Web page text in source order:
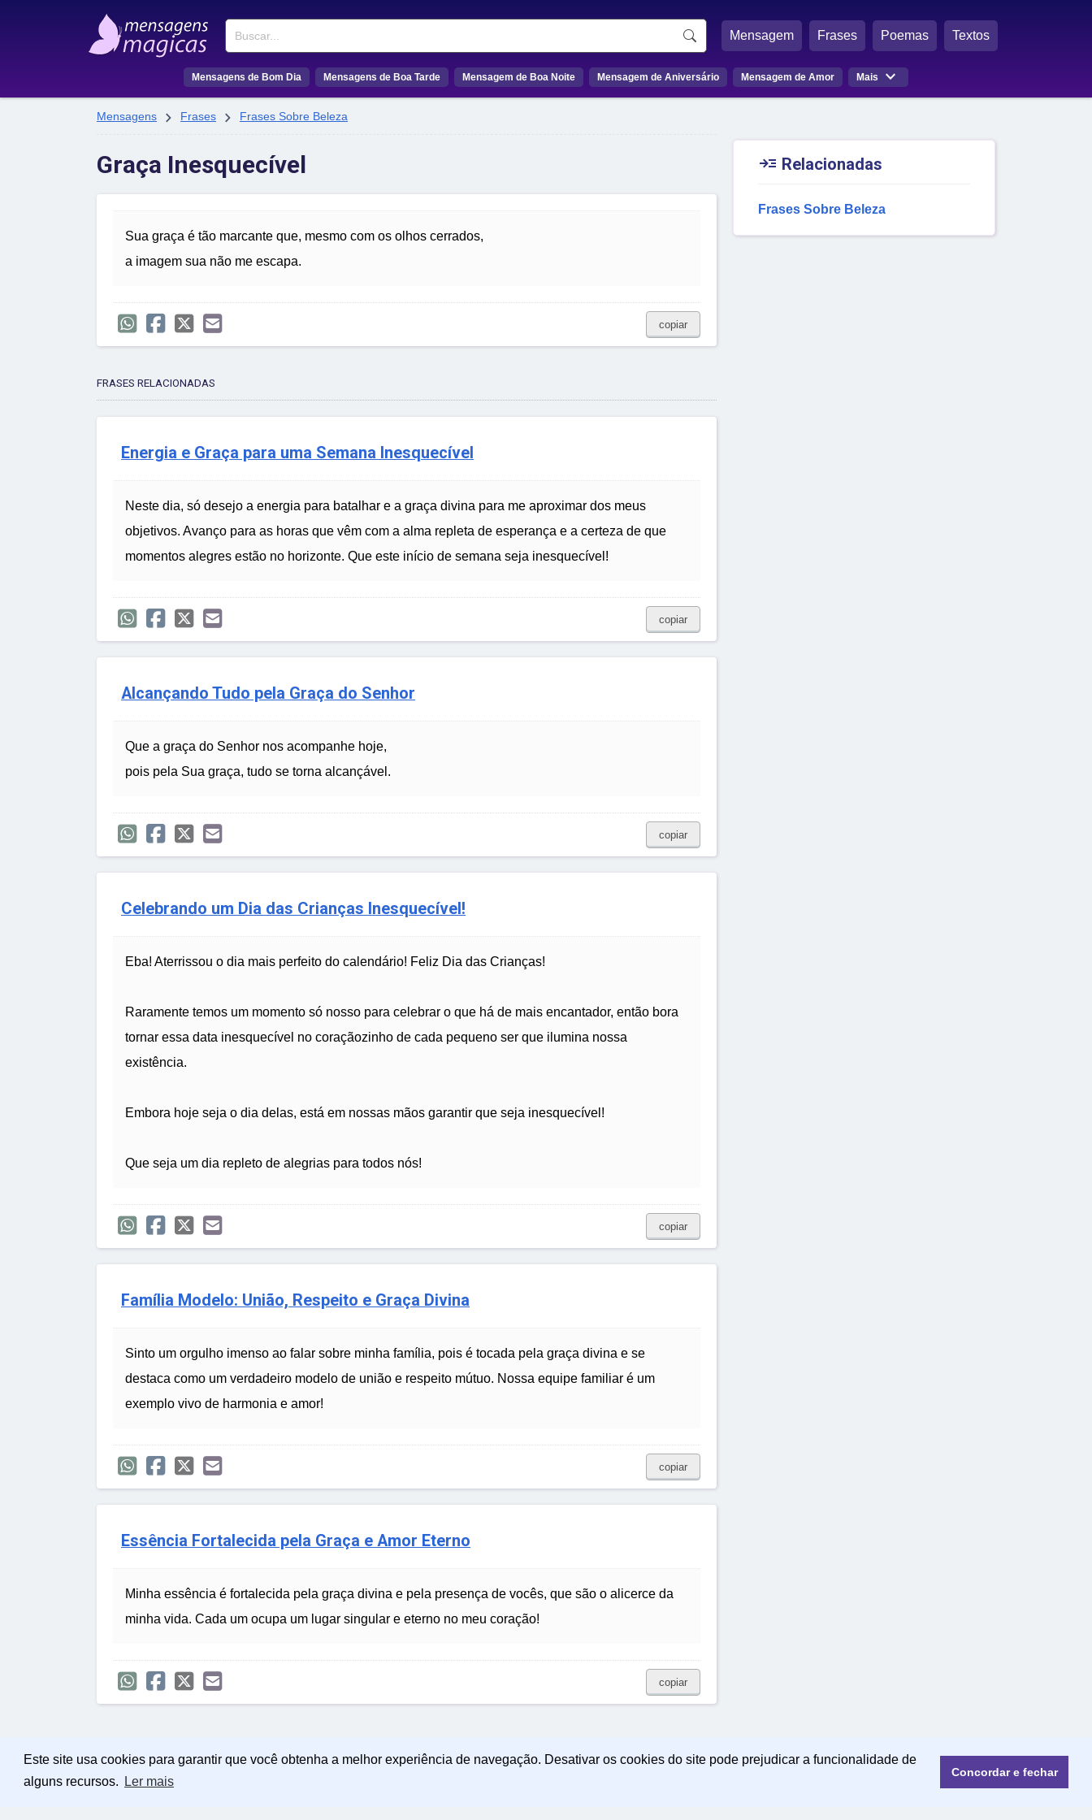
Este site usa cookies para garantir que você obtenha a melhor experiência de navegação. Desativar os cookies do site pode prejudicar a funcionalidade de
alguns recursos.
Ler mais
Concordar e fechar
Buscar Mensagem Frases Poemas Textos
Mensagens de Bom Dia Mensagens de Boa Tarde Mensagem de Boa Noite Mensagem de Aniversário Mensagem de Amor Mais 
Mensagens  Frases  Frases Sobre Beleza
Graça Inesquecível
Sua graça é tão marcante que, mesmo com os olhos cerrados,
a imagem sua não me escapa.
copiar
FRASES RELACIONADAS
Energia e Graça para uma Semana Inesquecível
Neste dia, só desejo a energia para batalhar e a graça divina para me aproximar dos meus
objetivos. Avanço para as horas que vêm com a alma repleta de esperança e a certeza de que
momentos alegres estão no horizonte. Que este início de semana seja inesquecível!
copiar
Alcançando Tudo pela Graça do Senhor
Que a graça do Senhor nos acompanhe hoje,
pois pela Sua graça, tudo se torna alcançável.
copiar
Celebrando um Dia das Crianças Inesquecível!
Eba! Aterrissou o dia mais perfeito do calendário! Feliz Dia das Crianças!
Raramente temos um momento só nosso para celebrar o que há de mais encantador, então bora
tornar essa data inesquecível no coraçãozinho de cada pequeno ser que ilumina nossa
existência.
Embora hoje seja o dia delas, está em nossas mãos garantir que seja inesquecível!
Que seja um dia repleto de alegrias para todos nós!
copiar
Família Modelo: União, Respeito e Graça Divina
Sinto um orgulho imenso ao falar sobre minha família, pois é tocada pela graça divina e se
destaca como um verdadeiro modelo de união e respeito mútuo. Nossa equipe familiar é um
exemplo vivo de harmonia e amor!
copiar
Essência Fortalecida pela Graça e Amor Eterno
Minha essência é fortalecida pela graça divina e pela presença de vocês, que são o alicerce da
minha vida. Cada um ocupa um lugar singular e eterno no meu coração!
copiar
 Relacionadas
Frases Sobre Beleza